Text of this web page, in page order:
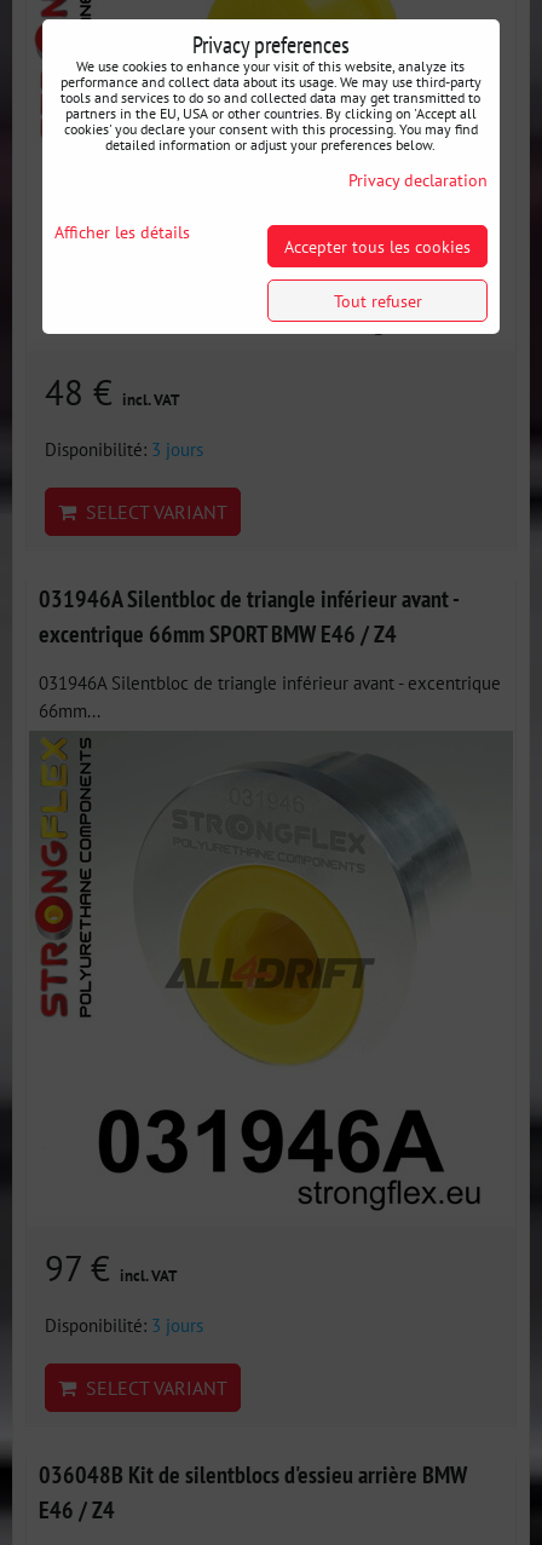
48 € incl. VAT
Disponibilité: 3 jours
SELECT VARIANT
031946A Silentbloc de triangle inférieur avant -
excentrique 66mm SPORT BMW E46 / Z4
031946A Silentbloc de triangle inférieur avant - excentrique
66mm...
97 € incl. VAT
Disponibilité: 3 jours
SELECT VARIANT
036048B Kit de silentblocs d'essieu arrière BMW
E46 / Z4
Privacy preferences
We use cookies to enhance your visit of this website, analyze its
performance and collect data about its usage. We may use third-party
tools and services to do so and collected data may get transmitted to
partners in the EU, USA or other countries. By clicking on 'Accept all
cookies' you declare your consent with this processing. You may find
detailed information or adjust your preferences below.
Privacy declaration
Afficher les détails
Accepter tous les cookies
Tout refuser